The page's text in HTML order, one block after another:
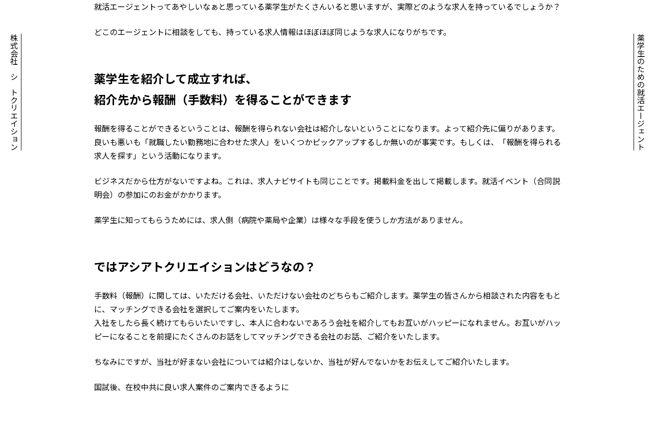
株式会社アシアトクリエイション 薬学生のための就活エージェント
就活エージェントってあやしいなぁと思っている薬学生がたくさんいると思いますが、実際どのような求人を持っているでしょうか？
どこのエージェントに相談をしても、持っている求人情報はほぼほぼ同じような求人になりがちです。
薬学生を紹介して成立すれば、
紹介先から報酬（手数料）を得ることができます
報酬を得ることができるということは、報酬を得られない会社は紹介しないということになります。よって紹介先に偏りがあります。
良いも悪いも「就職したい勤務地に合わせた求人」をいくつかピックアップするしか無いのが事実です。もしくは、「報酬を得られる
求人を探す」という活動になります。
ビジネスだから仕方がないですよね。これは、求人ナビサイトも同じことです。掲載料金を出して掲載します。就活イベント（合同説
明会）の参加にのお金がかかります。
薬学生に知ってもらうためには、求人側（病院や薬局や企業）は様々な手段を使うしか方法がありません。
ではアシアトクリエイションはどうなの？
手数料（報酬）に関しては、いただける会社、いただけない会社のどちらもご紹介します。薬学生の皆さんから相談された内容をもと
に、マッチングできる会社を選択してご案内をいたします。
入社をしたら長く続けてもらいたいですし、本人に合わないであろう会社を紹介してもお互いがハッピーになれません。お互いがハッ
ピーになることを前提にたくさんのお話をしてマッチングできる会社のお話、ご紹介をいたします。
ちなみにですが、当社が好まない会社については紹介はしないか、当社が好んでないかをお伝えしてご紹介いたします。
国試後、在校中共に良い求人案件のご案内できるように